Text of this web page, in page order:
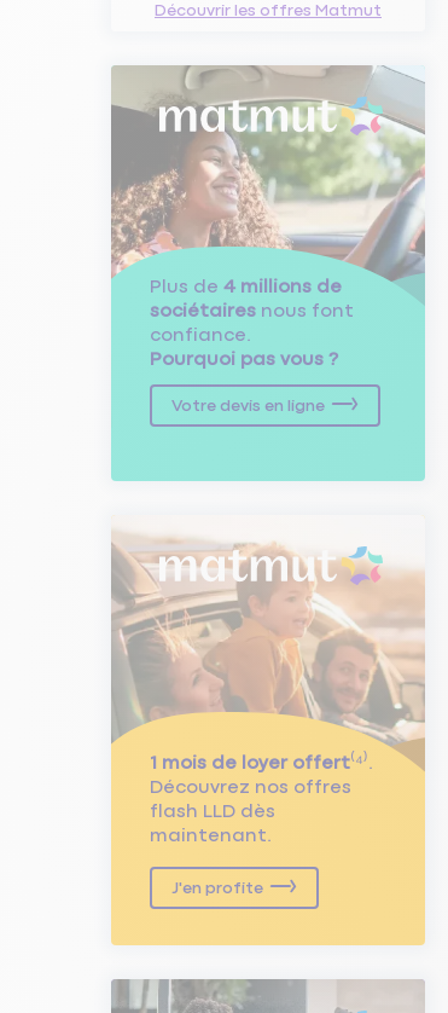
Découvrir les offres Matmut
Plus de 4 millions de
sociétaires nous font
confiance.
Pourquoi pas vous ?
Votre devis en ligne
1 mois de loyer offert⁽⁴⁾.
Découvrez nos offres
flash LLD dès
maintenant.
J'en profite